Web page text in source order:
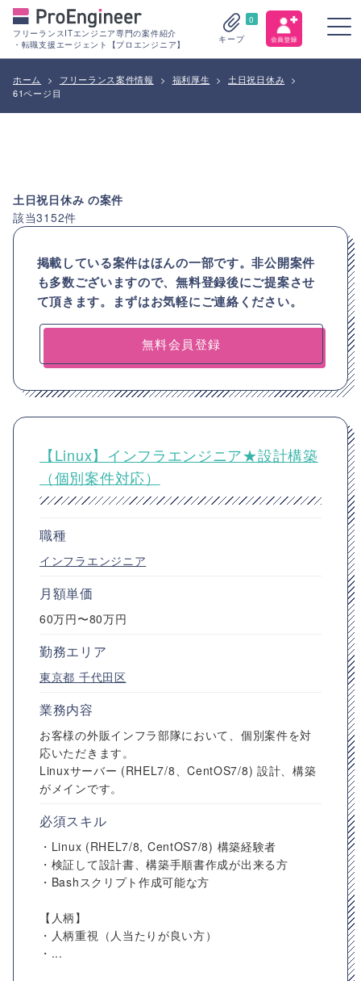
フリーランスITエンジニア専門の案件紹介
・転職支援エージェント【プロエンジニア】
0
キープ
ホーム > フリーランス案件情報 > 福利厚生 > 土日祝日休み >
61ページ目
土日祝日休み の案件
該当3152件
掲載している案件はほんの一部です。非公開案件
も多数ございますので、無料登録後にご提案させ
て頂きます。まずはお気軽にご連絡ください。
無料会員登録
【Linux】インフラエンジニア★設計構築
（個別案件対応）
職種
インフラエンジニア
月額単価
60万円〜80万円
勤務エリア
東京都 千代田区
業務内容
お客様の外販インフラ部隊において、個別案件を対
応いただきます。
Linuxサーバー (RHEL7/8、CentOS7/8) 設計、構築
がメインです。
必須スキル
・Linux (RHEL7/8, CentOS7/8) 構築経験者
・検証して設計書、構築手順書作成が出来る方
・Bashスクリプト作成可能な方
【人柄】
・人柄重視（人当たりが良い方）
・...